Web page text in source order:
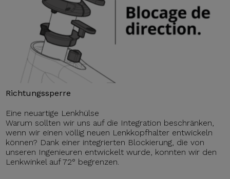
Richtungssperre
Eine neuartige Lenkhülse
Warum sollten wir uns auf die Integration beschränken,
wenn wir einen völlig neuen Lenkkopfhalter entwickeln
können? Dank einer integrierten Blockierung, die von
unseren Ingenieuren entwickelt wurde, konnten wir den
Lenkwinkel auf 72° begrenzen.